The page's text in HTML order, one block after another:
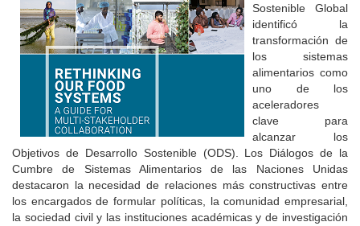
Sostenible Global
identificó la
transformación de
los sistemas
alimentarios como
uno de los
aceleradores
clave para
alcanzar los
Objetivos de Desarrollo Sostenible (ODS). Los Diálogos de la
Cumbre de Sistemas Alimentarios de las Naciones Unidas
destacaron la necesidad de relaciones más constructivas entre
los encargados de formular políticas, la comunidad empresarial,
la sociedad civil y las instituciones académicas y de investigación